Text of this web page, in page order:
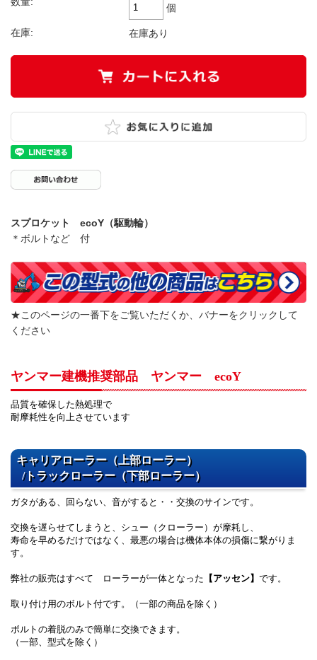
個
在庫: 在庫あり
スプロケット ecoY（駆動輪）
＊ボルトなど 付
★このページの一番下をご覧いただくか、バナーをクリックして
ください
ヤンマー建機推奨部品 ヤンマー ecoY
品質を確保した熱処理で
耐摩耗性を向上させています
キャリアローラー（上部ローラー）
/トラックローラー（下部ローラー）
ガタがある、回らない、音がすると・・交換のサインです。
交換を遅らせてしまうと、シュー（クローラー）が摩耗し、
寿命を早めるだけではなく、最悪の場合は機体本体の損傷に繋がりま
す。
弊社の販売はすべて ローラーが一体となった 【アッセン】 です。
取り付け用のボルト付です。（一部の商品を除く）
ボルトの着脱のみで簡単に交換できます。
（一部、型式を除く）